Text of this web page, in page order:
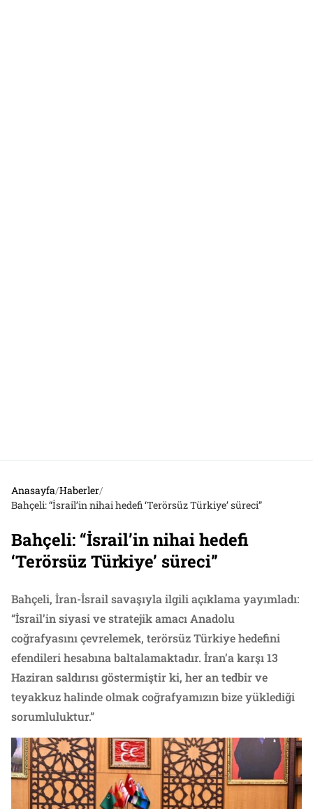
Anasayfa/Haberler/
Bahçeli: “İsrail’in nihai hedefi ‘Terörsüz Türkiye’ süreci”
Bahçeli: “İsrail’in nihai hedefi
‘Terörsüz Türkiye’ süreci”
Bahçeli, İran-İsrail savaşıyla ilgili açıklama yayımladı:
“İsrail’in siyasi ve stratejik amacı Anadolu
coğrafyasını çevrelemek, terörsüz Türkiye hedefini
efendileri hesabına baltalamaktadır. İran’a karşı 13
Haziran saldırısı göstermiştir ki, her an tedbir ve
teyakkuz halinde olmak coğrafyamızın bize yüklediği
sorumluluktur.”